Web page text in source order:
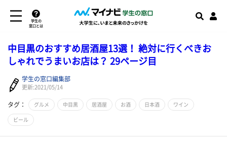
学生の
窓口とは
中目黒のおすすめ居酒屋13選！ 絶対に行くべきお
しゃれでうまいお店は？ 29ページ目
学生の窓口編集部
更新:2021/05/14
タグ： グルメ 中目黒 居酒屋 お酒 日本酒 ワイン
ビール